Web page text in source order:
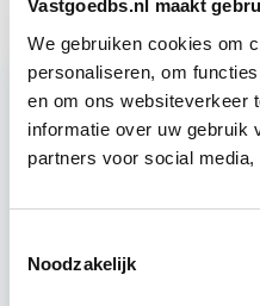
Vastgoedbs.nl maakt
We gebruiken cookies om
personaliseren, om
en om ons websiteverkeer
informatie over uw gebruik
partners voor social
Noodzakelijk
Circulair bouwen is de
2050 wil de Nederlandse